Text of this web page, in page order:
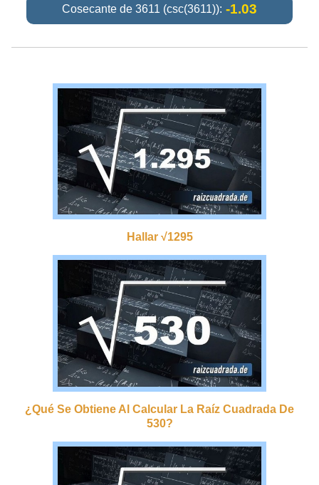
Cosecante de 3611 (csc(3611)): -1.03
Hallar √1295
¿qué Se Obtiene Al Calcular La Raíz Cuadrada De
530?